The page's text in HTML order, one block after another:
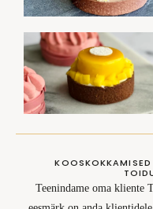
Teenindame oma kliente